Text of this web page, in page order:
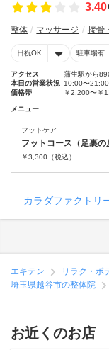
3.40
整体 マッサージ 接骨
日祝OK 駐車場有
アクセス
蒲生駅から
本日の営業状況 10:00〜21:00
価格帯
￥2,200〜￥
メニュー
フットケア
フットコース（足裏
￥3,300 （税込）
カラダファクトリ
エキテン リラク・ボ
埼玉県越谷市の整体院
お近くのお店